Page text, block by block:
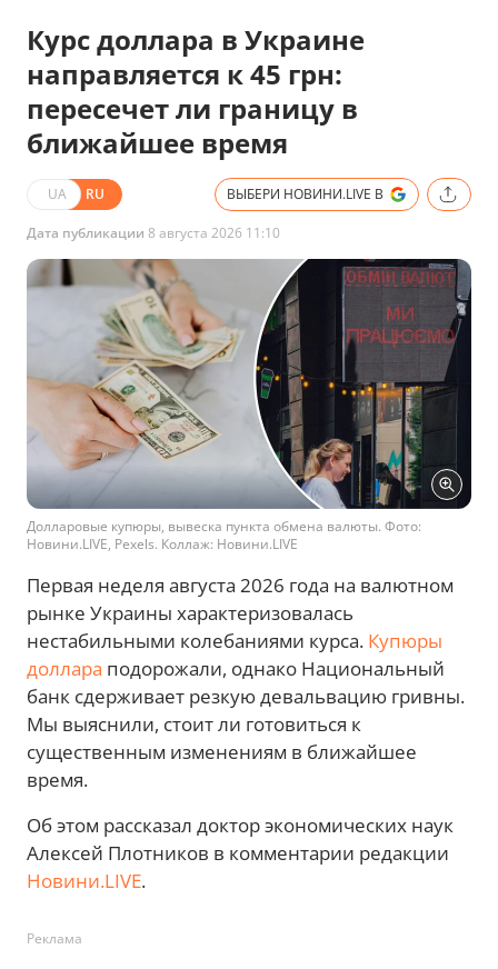
Курс доллара в Украине
направляется к 45 грн:
пересечет ли границу в
ближайшее время
UA RU ВЫБЕРИ НОВИНИ.LIVE В
Дата публикации 8 августа 2026 11:10
Долларовые купюры, вывеска пункта обмена валюты. Фото:
Новини.LIVE, Pexels. Коллаж: Новини.LIVE
Первая неделя августа 2026 года на валютном
рынке Украины характеризовалась
нестабильными колебаниями курса. Купюры
доллара подорожали, однако Национальный
банк сдерживает резкую девальвацию гривны.
Мы выяснили, стоит ли готовиться к
существенным изменениям в ближайшее
время.
Об этом рассказал доктор экономических наук
Алексей Плотников в комментарии редакции
Новини.LIVE.
Реклама